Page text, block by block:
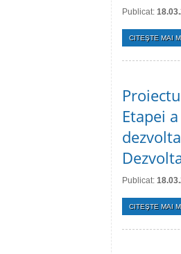
Publicat:
CITEŞTE MAI
Etapei
Publicat:
CITEŞTE MAI